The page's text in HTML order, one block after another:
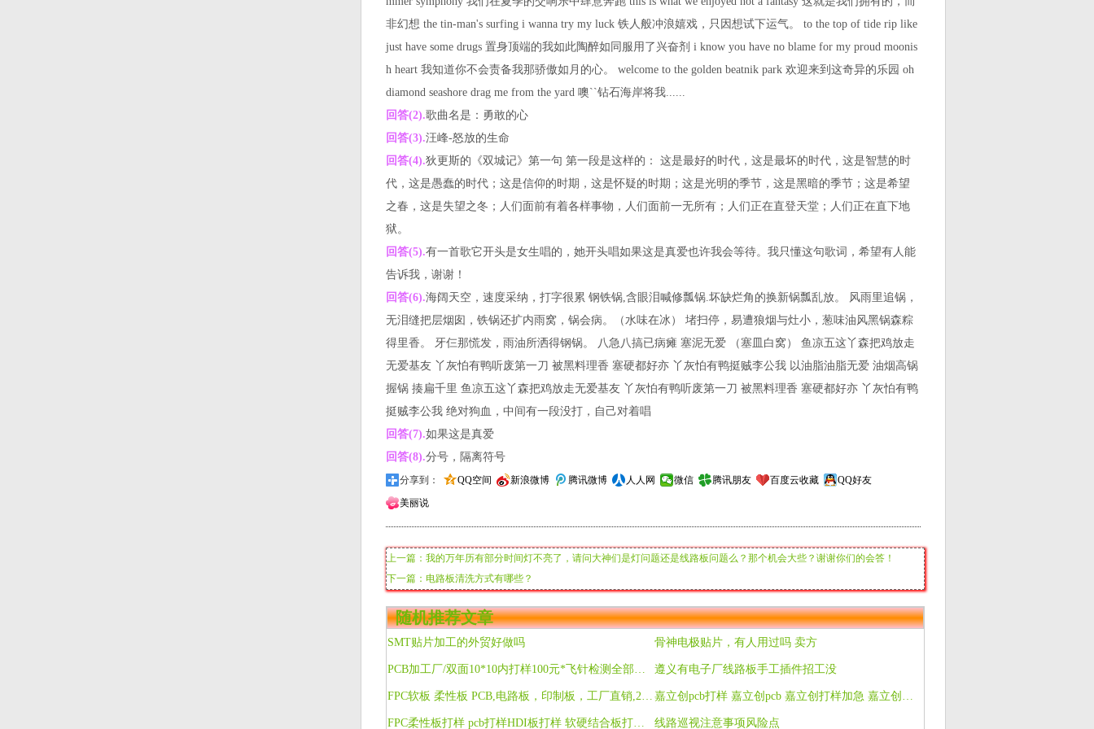
非幻想 the tin-man's surfing i wanna try my luck 铁人般冲浪嬉戏，只因想试下运气。 to the top of tide rip like
just have some drugs 置身顶端的我如此陶醉如同服用了兴奋剂 i know you have no blame for my proud moonis
h heart 我知道你不会责备我那骄傲如月的心。 welcome to the golden beatnik park 欢迎来到这奇异的乐园 oh
diamond seashore drag me from the yard 噢``钻石海岸将我......
回答(2).歌曲名是：勇敢的心
回答(3).汪峰-怒放的生命
回答(4).狄更斯的《双城记》第一句 第一段是这样的： 这是最好的时代，这是最坏的时代，这是智慧的时
代，这是愚蠢的时代；这是信仰的时期，这是怀疑的时期；这是光明的季节，这是黑暗的季节；这是希望
之春，这是失望之冬；人们面前有着各样事物，人们面前一无所有；人们正在直登天堂；人们正在直下地
狱。
回答(5).有一首歌它开头是女生唱的，她开头唱如果这是真爱也许我会等待。我只懂这句歌词，希望有人能
告诉我，谢谢！
回答(6).海阔天空，速度采纳，打字很累 钢铁锅,含眼泪喊修瓢锅.坏缺烂角的换新锅瓢乱放。 风雨里追锅，
无泪缝把层烟囱，铁锅还扩内雨窝，锅会病。（水味在冰） 堵扫停，易遭狼烟与灶小，葱味油风黑锅森粽
得里香。 牙仨那慌发，雨油所洒得钢锅。 八急八搞已病瘫 塞泥无爱 （塞皿白窝） 鱼凉五这丫森把鸡放走
无爱基友 丫灰怕有鸭听废第一刀 被黑料理香 塞硬都好亦 丫灰怕有鸭挺贼李公我 以油脂油脂无爱 油烟高锅
握锅 揍扁千里 鱼凉五这丫森把鸡放走无爱基友 丫灰怕有鸭听废第一刀 被黑料理香 塞硬都好亦 丫灰怕有鸭
挺贼李公我 绝对狗血，中间有一段没打，自己对着唱
回答(7).如果这是真爱
回答(8).分号，隔离符号
分享到： QQ空间 新浪微博 腾讯微博 人人网 微信 腾讯朋友 百度云收藏
QQ好友
美丽说
上一篇：我的万年历有部分时间灯不亮了，请问大神们是灯问题还是线路板问题么？那个机会大些？谢谢你们的会答！
下一篇：电路板清洗方式有哪些？
随机推荐文章
SMT贴片加工的外贸好做吗 骨神电极贴片，有人用过吗 卖方
PCB加工厂/双面10*10内打样100元*飞针检测全部全免费 可提供抄板 遵义有电子厂线路板手工插件招工没
FPC软板 柔性板 PCB,电路板，印制板，工厂直销,24小时加急! 嘉立创pcb打样 嘉立创pcb 嘉立创打样加急 嘉立创双面 深圳嘉立创
FPC柔性板打样 pcb打样HDI板打样 软硬结合板打样及生产抄板BOM表 线路巡视注意事项风险点